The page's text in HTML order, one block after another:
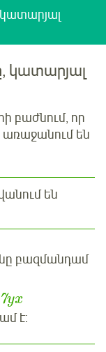
կատարյալ
բաժնում, որ
առաջանում են
են
բազմանդամ
7yx
է: